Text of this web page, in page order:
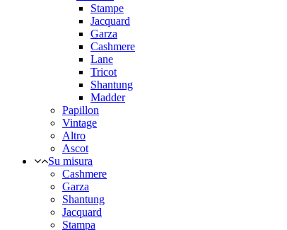
Stampe
Jacquard
Garza
Cashmere
Lane
Tricot
Shantung
Madder
Papillon
Vintage
Altro
Ascot
Su misura
Cashmere
Garza
Shantung
Jacquard
Stampa